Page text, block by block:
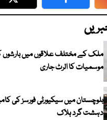
Twitter Facebook
ملک کے مختلف علاقوں میں بارشوں
موسمیات کا الرٹ جاری
دہشت گرد ہلاک